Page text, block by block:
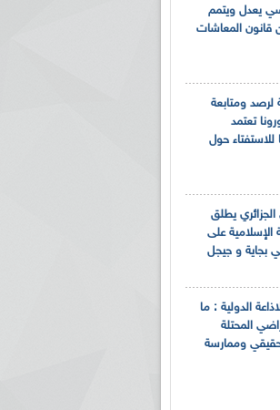
يعدل ويتمم
قانون المعاشات
لرصد ومتابعة
تعتمد
للاستفتاء حول
يطلق
الإسلامية على
بجاية و جيجل
الدولية : ما
المحتلة
وممارسة